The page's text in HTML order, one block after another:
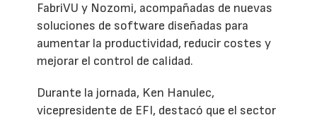
FabriVU y Nozomi, acompañadas de nuevas
soluciones de software diseñadas para
aumentar la productividad, reducir costes y
mejorar el control de calidad.
Durante la jornada, Ken Hanulec,
vicepresidente de EFI, destacó que el sector